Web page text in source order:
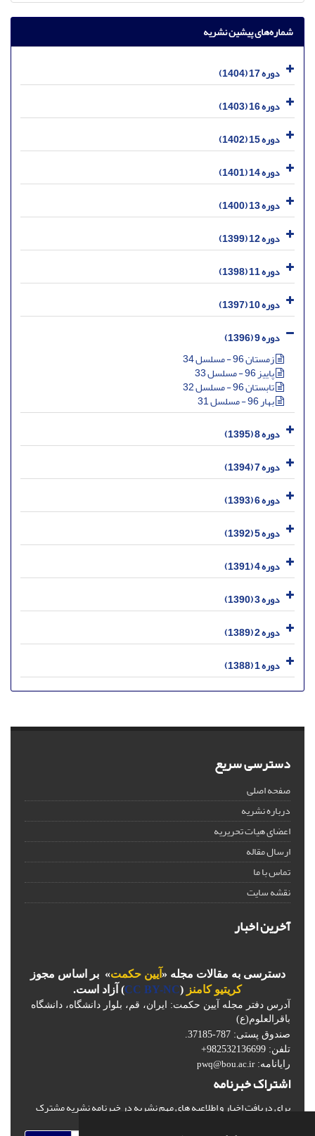
شماره‌های پیشین نشریه
دوره 17 (1404)
دوره 16 (1403)
دوره 15 (1402)
دوره 14 (1401)
دوره 13 (1400)
دوره 12 (1399)
دوره 11 (1398)
دوره 10 (1397)
دوره 9 (1396)
زمستان 96 - مسلسل 34
پاییز 96 - مسلسل 33
تابستان 96 - مسلسل 32
بهار 96 - مسلسل 31
دوره 8 (1395)
دوره 7 (1394)
دوره 6 (1393)
دوره 5 (1392)
دوره 4 (1391)
دوره 3 (1390)
دوره 2 (1389)
دوره 1 (1388)
دسترسی سریع
صفحه اصلی
درباره نشریه
اعضای هیات تحریریه
ارسال مقاله
تماس با ما
نقشه سایت
آخرین اخبار
دسترسی به مقالات مجله « آیین حکمت» بر اساس مجوز
کریتیو کامنز (
CC BY-NC) آزاد است.
آدرس دفتر مجله آیین حکمت: ایران، قم، بلوار دانشگاه، دانشگاه
باقرالعلوم(ع)
صندوق پستی: 787-37185.
تلفن: 982532136699+
رایانامه:pwq@bou.ac.ir
اشتراک خبرنامه
برای دریافت اخبار و اطلاعیه های مهم نشریه در خبرنامه نشریه مشترک